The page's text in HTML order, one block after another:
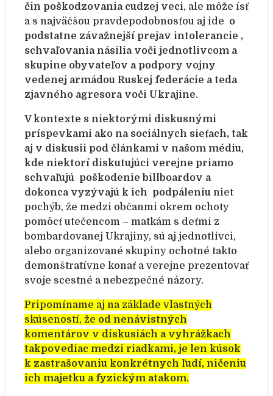
čin poškodzovania cudzej veci, ale môže ísť
a s najväčšou pravdepodobnosťou aj ide o
podstatne závažnejší prejav intolerancie ,
schvaľovania násilia voči jednotlivcom a
skupine obyvateľov a podpory vojny
vedenej armádou Ruskej federácie a teda
zjavného agresora voči Ukrajine.
V kontexte s niektorými diskusnými
príspevkami ako na sociálnych sieťach, tak
aj v diskusii pod článkami v našom médiu,
kde niektorí diskutujúci verejne priamo
schvaľujú poškodenie billboardov a
dokonca vyzývajú k ich podpáleniu niet
pochýb, že medzi občanmi okrem ochoty
pomôcť utečencom – matkám s deťmi z
bombardovanej Ukrajiny, sú aj jednotlivci,
alebo organizované skupiny ochotné takto
demonštratívne konať a verejne prezentovať
svoje scestné a nebezpečné názory.
Pripomíname aj na základe vlastných
skúseností, že od nenávistných
komentárov v diskusiách a vyhrážkach
takpovediac medzi riadkami, je len kúsok
k zastrašovaniu konkrétnych ľudí, ničeniu
ich majetku a fyzickým atakom.